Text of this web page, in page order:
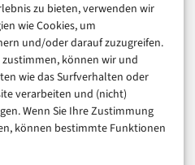
zu bieten, verwenden wir
wie Cookies, um
und/oder darauf zuzugreifen.
zustimmen, können wir und
wie das Surfverhalten oder
verarbeiten und (nicht)
Wenn Sie Ihre Zustimmung
können bestimmte Funktionen